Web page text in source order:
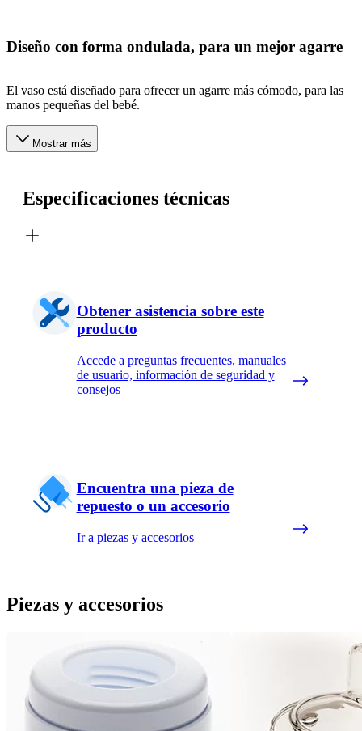
Diseño con forma ondulada, para un mejor agarre
El vaso está diseñado para ofrecer un agarre más cómodo, para las
manos pequeñas del bebé.
Mostrar más
Especificaciones técnicas
Obtener asistencia sobre este
producto
Accede a preguntas frecuentes, manuales
de usuario, información de seguridad y
consejos
Encuentra una pieza de
repuesto o un accesorio
Ir a piezas y accesorios
Piezas y accesorios